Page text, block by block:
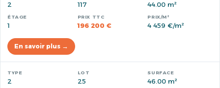
2 117 44.00 m²
1 196 200 € 4 459 €/m²
En savoir plus →
2 25 46.00 m²